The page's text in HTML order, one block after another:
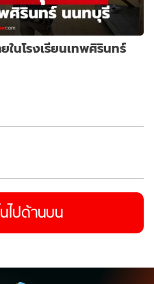
ในโรงเรียนเทพศิรินทร์
ไปด้านบน